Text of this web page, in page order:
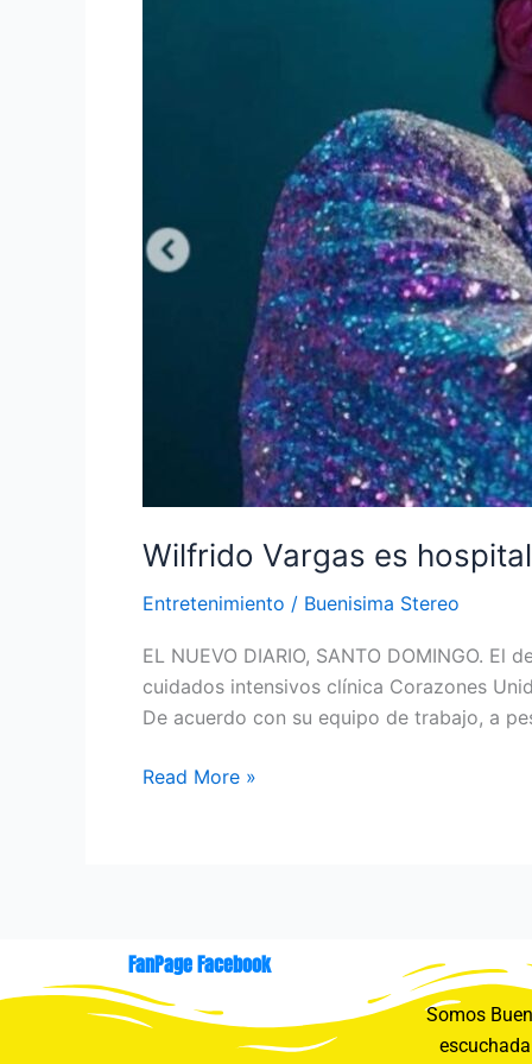
Wilfrido Vargas es
Entretenimiento / Buenisima Stereo
EL NUEVO DIARIO, SANTO DOMINGO.
cuidados intensivos clínica Corazones
De acuerdo con su equipo de trabajo, a
Read More »
FanPage Facebook
Somos